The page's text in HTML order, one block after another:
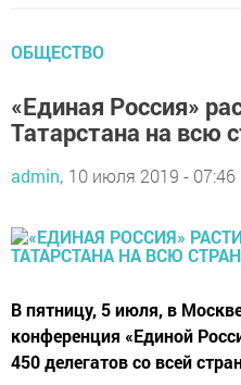
ОБЩЕСТВО
«Единая Россия»
Татарстана на всю
admin, 10 июля 2019 - 07:46
В пятницу, 5 июля, в
конференция «Единой
450 делегатов со всей